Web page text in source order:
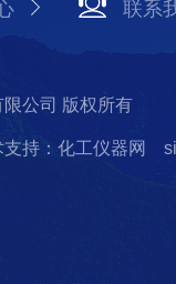
联系
公司 版权所有
支持：化工仪器网